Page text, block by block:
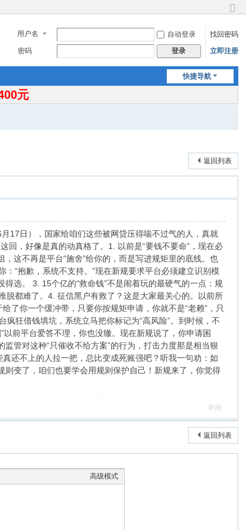
换
到
窄
用户名 自动登录
找回密码
密码
登录 立即注册
快捷导航
元
返回列表
17日），国家给咱们这些被网贷压得喘不过气的人，真就
回，好像是真的动真格了。1. 以前是“要钱不要命”，现在必
这不再是平台“施舍”给你的，而是写进规矩里的底线。也
“抱歉，系统不支持。”现在新规要求平台必须建立识别模
选。 3. 15个亿的“救命钱”不是闹着玩的最硬气的一点：规
脱都难了。4. 征信黑户有救了？这是大家最关心的。以前所
了你一个缓冲带，只要你按规矩申请，你就不是“老赖”，只
狂借钱填坑，系统立马把你标记为“高风险”。到时候，不
前平台爱答不理，你也没辙。现在新规说了，你申请困
管对这种“只催收不给方案”的行为，打击力度那是相当狠
还不上的人拉一把，总比变成死账强吧？听我一句劝：如
变了，咱们也要学会用规则保护自己！新规来了，你觉得
举报
返回列表
高级模式